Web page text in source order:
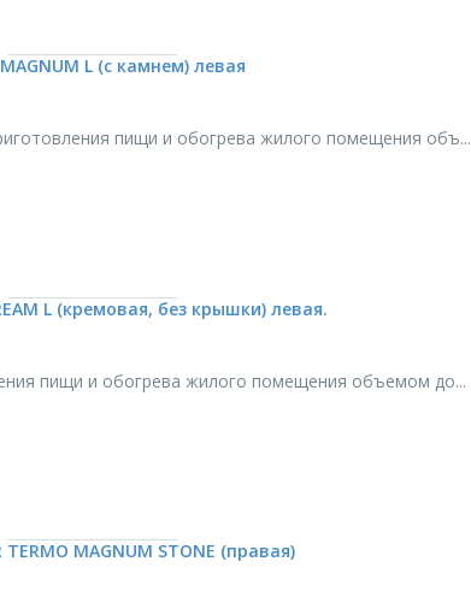
L (с камнем) левая
пищи и обогрева жилого помещения объ...
L (кремовая, без крышки) левая.
пищи и обогрева жилого помещения объемом до...
TERMO MAGNUM STONE (правая)